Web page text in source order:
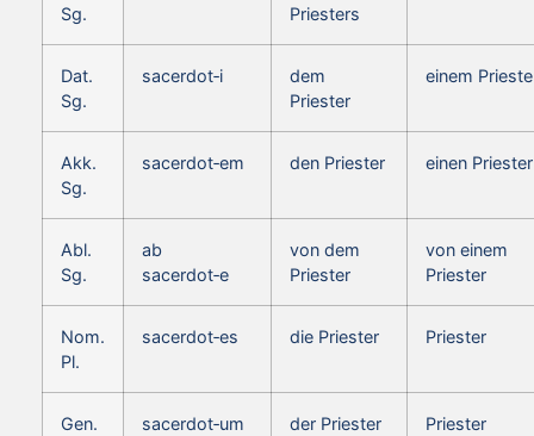
Sg.
Priesters
Dat.
Sg.
sacerdot‑i
dem
Priester
einem
Akk.
Sg.
sacerdot‑em den Priester einen Priester
Abl.
Sg.
ab
sacerdot‑e
von dem
Priester
von einem
Priester
Nom.
Pl.
sacerdot‑es die Priester Priester
Gen.
sacerdot‑um der Priester Priester